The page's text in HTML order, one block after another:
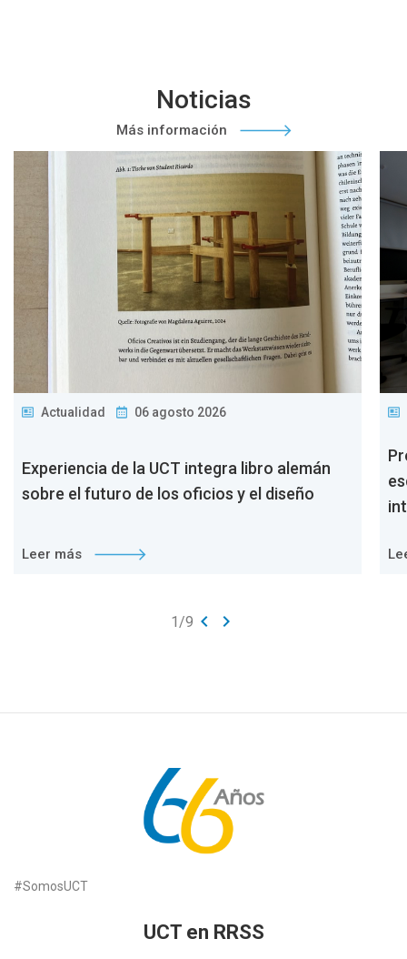
Noticias
Más información
Actualidad 06 agosto 2026
Experiencia de la UCT integra libro alemán
sobre el futuro de los oficios y el diseño
Leer más
1 /9 keyboard_arrow_left keyboard_arrow_right
#SomosUCT
UCT en RRSS